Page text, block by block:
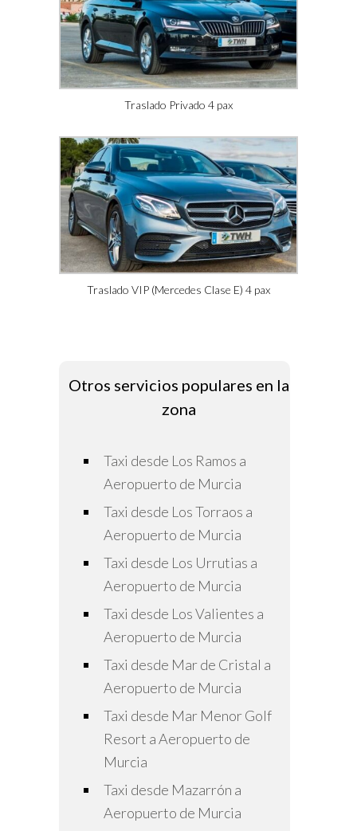
Traslado Privado 4 pax
Traslado VIP (Mercedes Clase E) 4 pax
Otros servicios populares en la
zona
Taxi desde Los Ramos a
Aeropuerto de Murcia
Taxi desde Los Torraos a
Aeropuerto de Murcia
Taxi desde Los Urrutias a
Aeropuerto de Murcia
Taxi desde Los Valientes a
Aeropuerto de Murcia
Taxi desde Mar de Cristal a
Aeropuerto de Murcia
Taxi desde Mar Menor Golf
Resort a Aeropuerto de
Murcia
Taxi desde Mazarrón a
Aeropuerto de Murcia